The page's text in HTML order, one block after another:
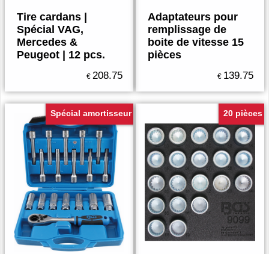
Tire cardans |
Spécial VAG,
Mercedes &
Peugeot | 12 pcs.
€ 208.75
Adaptateurs pour
remplissage de
boite de vitesse 15
pièces
€ 139.75
Spécial amortisseur 20 pièces